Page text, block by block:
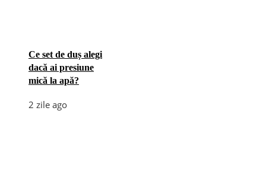
Ce set de duș alegi
dacă ai presiune
mică la apă?
2 zile ago